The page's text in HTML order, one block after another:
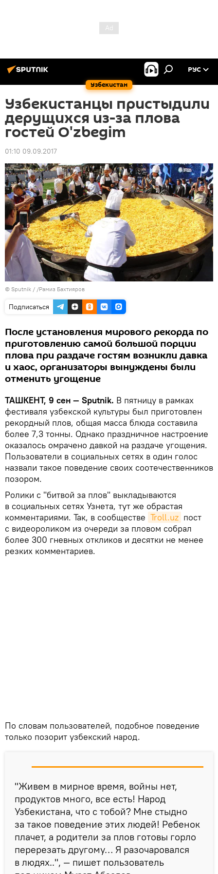
Узбекистан
РУС
Узбекистанцы пристыдили
дерущихся из-за плова
гостей O'zbegim
01:10 09.09.2017
© Sputnik / /Рамиз Бахтияров
Подписаться
После установления мирового рекорда по
приготовлению самой большой порции
плова при раздаче гостям возникли давка
и хаос, организаторы вынуждены были
отменить угощение
ТАШКЕНТ, 9 сен — Sputnik. В пятницу в рамках
фестиваля узбекской культуры был приготовлен
рекордный плов, общая масса блюда составила
более 7,3 тонны. Однако праздничное настроение
оказалось омрачено давкой на раздаче угощения.
Пользователи в социальных сетях в один голос
назвали такое поведение своих соотечественников
позором.
Ролики с "битвой за плов" выкладываются
в социальных сетях Узнета, тут же обрастая
комментариями. Так, в сообществе Troll.uz пост
с видеороликом из очереди за пловом собрал
более 300 гневных откликов и десятки не менее
резких комментариев.
По словам пользователей, подобное поведение
только позорит узбекский народ.
"Живем в мирное время, войны нет,
продуктов много, все есть! Народ
Узбекистана, что с тобой? Мне стыдно
за такое поведение этих людей! Ребенок
плачет, а родители за плов готовы горло
перерезать другому… Я разочаровался
в людях..", — пишет пользователь